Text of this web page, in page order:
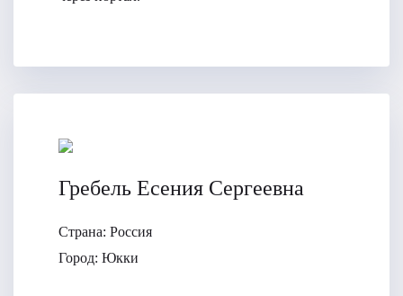
Гребель Есения Сергеевна
Страна: Россия
Город: Юкки